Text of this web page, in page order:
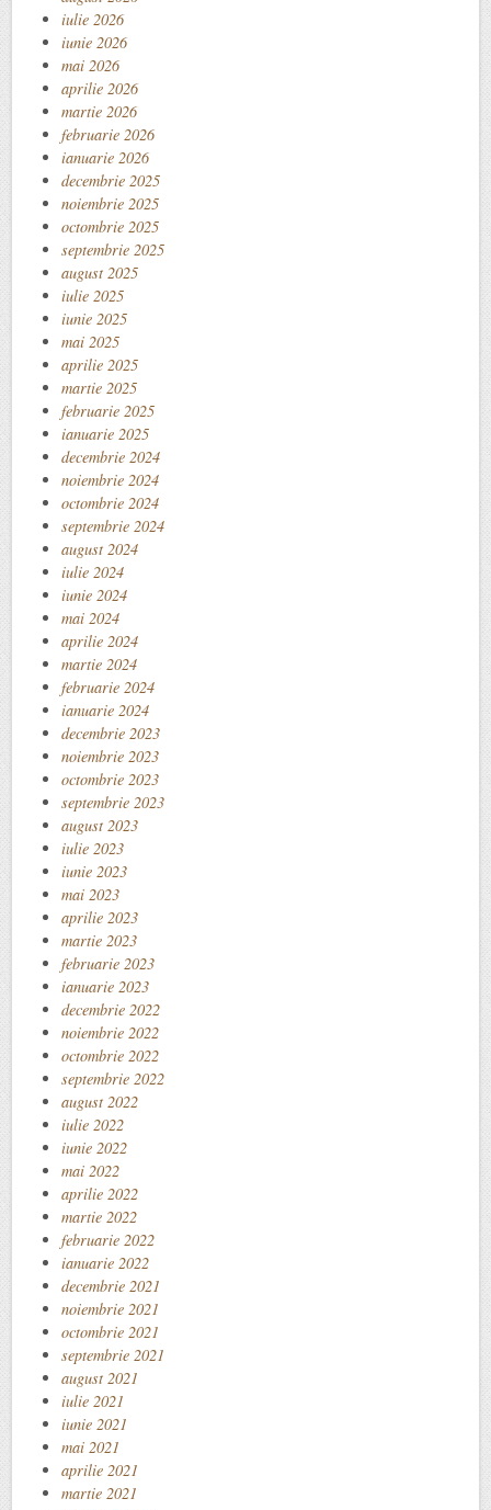
iulie 2026
iunie 2026
mai 2026
aprilie 2026
martie 2026
februarie 2026
ianuarie 2026
decembrie 2025
noiembrie 2025
octombrie 2025
septembrie 2025
august 2025
iulie 2025
iunie 2025
mai 2025
aprilie 2025
martie 2025
februarie 2025
ianuarie 2025
decembrie 2024
noiembrie 2024
octombrie 2024
septembrie 2024
august 2024
iulie 2024
iunie 2024
mai 2024
aprilie 2024
martie 2024
februarie 2024
ianuarie 2024
decembrie 2023
noiembrie 2023
octombrie 2023
septembrie 2023
august 2023
iulie 2023
iunie 2023
mai 2023
aprilie 2023
martie 2023
februarie 2023
ianuarie 2023
decembrie 2022
noiembrie 2022
octombrie 2022
septembrie 2022
august 2022
iulie 2022
iunie 2022
mai 2022
aprilie 2022
martie 2022
februarie 2022
ianuarie 2022
decembrie 2021
noiembrie 2021
octombrie 2021
septembrie 2021
august 2021
iulie 2021
iunie 2021
mai 2021
aprilie 2021
martie 2021